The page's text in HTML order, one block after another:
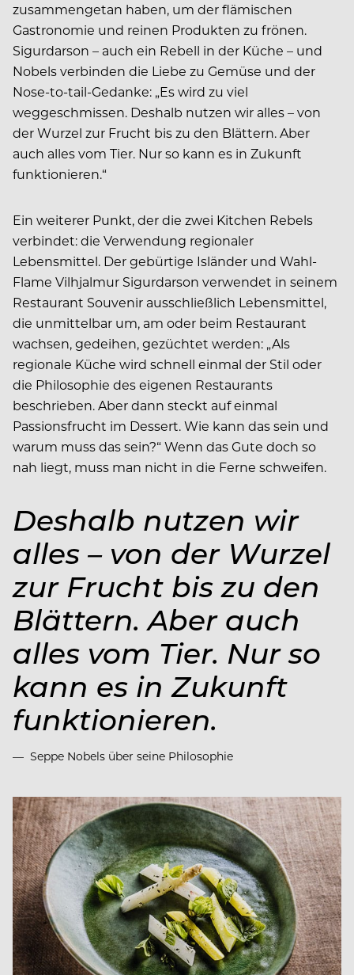
zusammengetan haben, um der flämischen
Gastronomie und reinen Produkten zu frönen.
Sigurdarson – auch ein Rebell in der Küche – und
Nobels verbinden die Liebe zu Gemüse und der
Nose-to-tail-Gedanke: „Es wird zu viel
weggeschmissen. Deshalb nutzen wir alles – von
der Wurzel zur Frucht bis zu den Blättern. Aber
auch alles vom Tier. Nur so kann es in Zukunft
funktionieren.“
Ein weiterer Punkt, der die zwei Kitchen Rebels
verbindet: die Verwendung regionaler
Lebensmittel. Der gebürtige Isländer und Wahl-
Flame Vilhjalmur Sigurdarson verwendet in seinem
Restaurant Souvenir ausschließlich Lebensmittel,
die unmittelbar um, am oder beim Restaurant
wachsen, gedeihen, gezüchtet werden: „Als
regionale Küche wird schnell einmal der Stil oder
die Philosophie des eigenen Restaurants
beschrieben. Aber dann steckt auf einmal
Passionsfrucht im Dessert. Wie kann das sein und
warum muss das sein?“ Wenn das Gute doch so
nah liegt, muss man nicht in die Ferne schweifen.
Deshalb nutzen wir
alles – von der Wurzel
zur Frucht bis zu den
Blättern. Aber auch
alles vom Tier. Nur so
kann es in Zukunft
funktionieren.
Seppe Nobels über seine Philosophie